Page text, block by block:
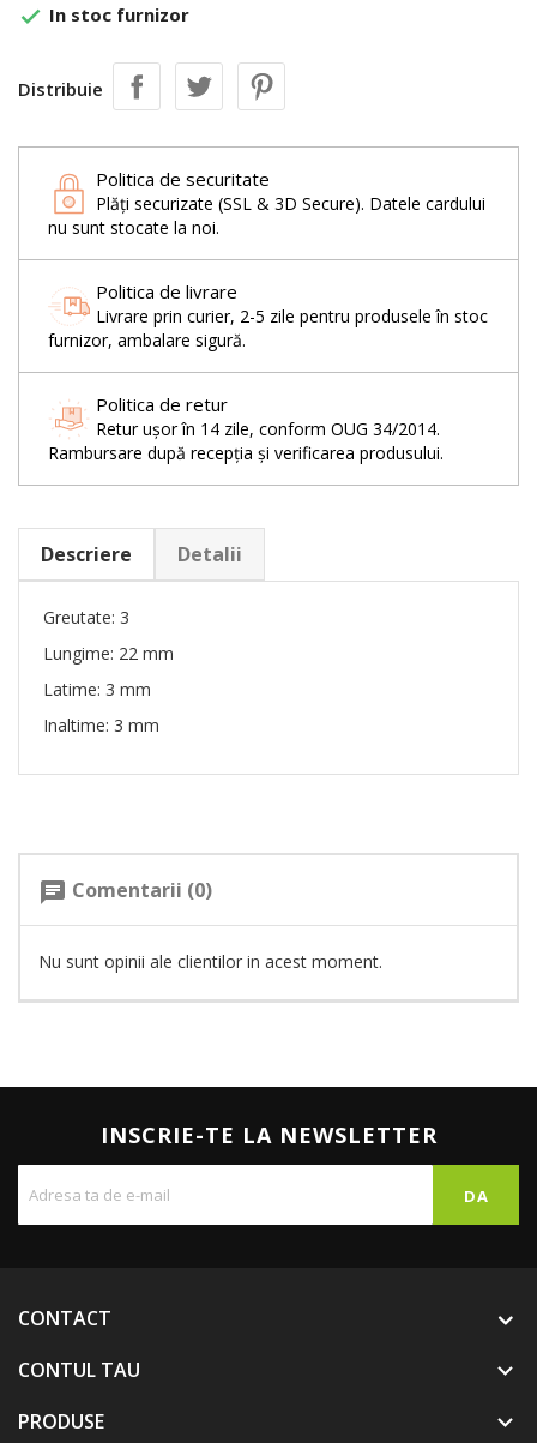
 In stoc furnizor
Distribuie
Politica de securitate
Plăți securizate (SSL & 3D Secure). Datele cardului
nu sunt stocate la noi.
Politica de livrare
Livrare prin curier, 2-5 zile pentru produsele în stoc
furnizor, ambalare sigură.
Politica de retur
Retur ușor în 14 zile, conform OUG 34/2014.
Rambursare după recepția și verificarea produsului.
Descriere Detalii
Greutate: 3
Lungime: 22 mm
Latime: 3 mm
Inaltime: 3 mm
chat Comentarii (0)
Nu sunt opinii ale clientilor in acest moment.
INSCRIE-TE LA NEWSLETTER
CONTACT
CONTUL TAU

PRODUSE 